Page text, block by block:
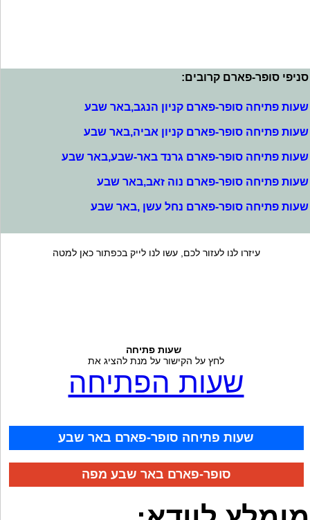
סניפי סופר-פארם קרובים:
שעות פתיחה סופר-פארם קניון הנגב,באר שבע
שעות פתיחה סופר-פארם קניון אביה,באר שבע
שעות פתיחה סופר-פארם גרנד באר-שבע,באר שבע
שעות פתיחה סופר-פארם נוה זאב,באר שבע
שעות פתיחה סופר-פארם נחל עשן ,באר שבע
עיזרו לנו לעזור לכם, עשו לנו לייק בכפתור כאן למטה
שעות פתיחה
לחץ על הקישור על מנת להציג את
שעות הפתיחה
שעות פתיחה סופר-פארם באר שבע
סופר-פארם באר שבע מפה